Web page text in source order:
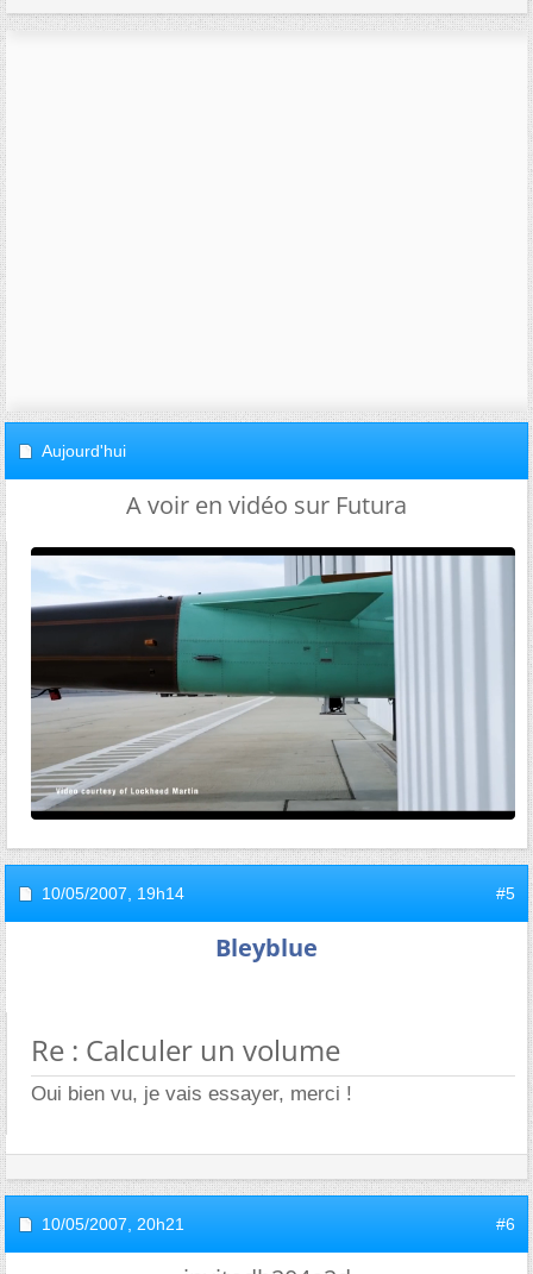
Aujourd'hui
A voir en vidéo sur Futura
10/05/2007, 19h14 #5
Bleyblue
Re : Calculer un volume
Oui bien vu, je vais essayer, merci !
10/05/2007, 20h21 #6